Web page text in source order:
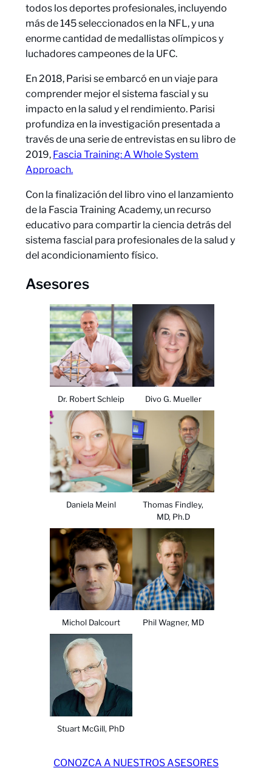
todos los deportes profesionales, incluyendo
más de 145 seleccionados en la NFL, y una
enorme cantidad de medallistas olímpicos y
luchadores campeones de la UFC.
En 2018, Parisi se embarcó en un viaje para
comprender mejor el sistema fascial y su
impacto en la salud y el rendimiento. Parisi
profundiza en la investigación presentada a
través de una serie de entrevistas en su libro de
2019, Fascia Training: A Whole System
Approach.
Con la finalización del libro vino el lanzamiento
de la Fascia Training Academy, un recurso
educativo para compartir la ciencia detrás del
sistema fascial para profesionales de la salud y
del acondicionamiento físico.
Asesores
Dr. Robert Schleip Divo G. Mueller
Daniela Meinl
Thomas Findley,
MD, Ph.D
Michol Dalcourt Phil Wagner, MD
Stuart McGill, PhD
CONOZCA A NUESTROS ASESORES